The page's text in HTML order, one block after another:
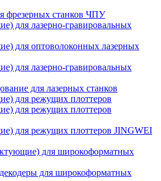
фрезерных станков ЧПУ
для лазерно-гравировальных
для оптоволоконных лазерных
для лазерно-гравировальных
для лазерных станков
для режущих плоттеров
для режущих плоттеров
для режущих плоттеров JINGWEI
для широкоформатных
для широкоформатных